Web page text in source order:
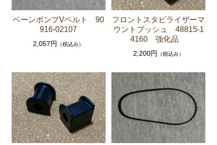
ブレーキパーツ（マスターシリンダー リペアキッ
ト ホース など）
クラッチパーツ（マスターシリンダー クラッチレリ
ーズシリンダー オーバーホールキット など）
アーム タイロッドエンド など）
足回りパーツ（アッパーマウント ベアリング ボー
ルジョイント ブッシュ類 など）
燃料パーツ（ポンプ フィルター ダンパー センダ
ーゲージなど）
ベーンポンプVベルト 90
916-02107
2,057円 （税込み）
フロントスタビライザーマ
ウントブッシュ 48815-1
4160 強化品
2,200円 （税込み）